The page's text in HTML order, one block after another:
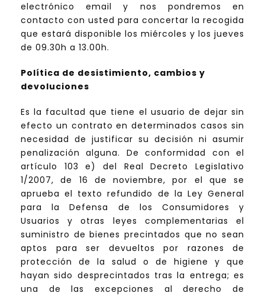
electrónico email y nos pondremos en
contacto con usted para concertar la recogida
que estará disponible los miércoles y los jueves
de 09.30h a 13.00h.
Política de desistimiento, cambios y
devoluciones
Es la facultad que tiene el usuario de dejar sin
efecto un contrato en determinados casos sin
necesidad de justificar su decisión ni asumir
penalización alguna. De conformidad con el
artículo 103 e) del Real Decreto Legislativo
1/2007, de 16 de noviembre, por el que se
aprueba el texto refundido de la Ley General
para la Defensa de los Consumidores y
Usuarios y otras leyes complementarias el
suministro de bienes precintados que no sean
aptos para ser devueltos por razones de
protección de la salud o de higiene y que
hayan sido desprecintados tras la entrega; es
una de las excepciones al derecho de